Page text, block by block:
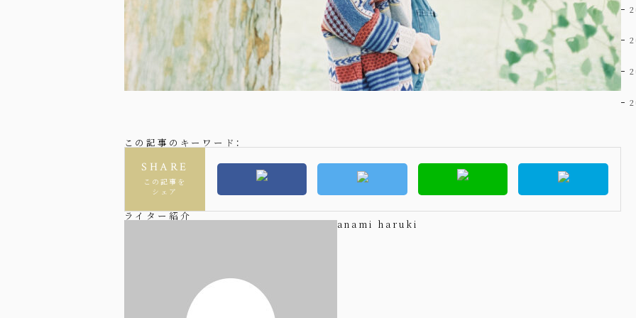
この記事のキーワード：
SHARE
この記事を
シェア
ライター紹介
anami haruki